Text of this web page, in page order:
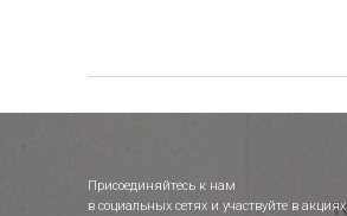
Присоединяйтесь к нам
в социальных сетях и участвуйте в акциях